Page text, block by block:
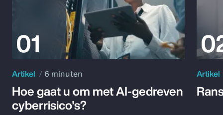
Artikel 6 minuten
Hoe gaat u om met AI-gedreven
cyberrisico's?
Artikel